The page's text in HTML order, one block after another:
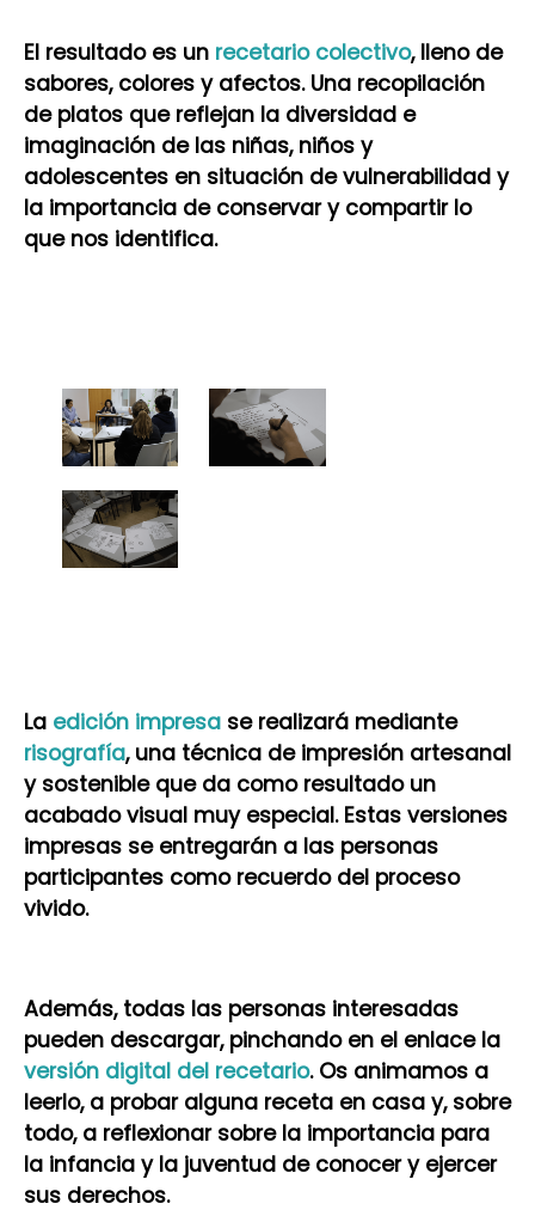
El resultado es un recetario colectivo, lleno de
sabores, colores y afectos. Una recopilación
de platos que reflejan la diversidad e
imaginación de las niñas, niños y
adolescentes en situación de vulnerabilidad y
la importancia de conservar y compartir lo
que nos identifica.
La edición impresa se realizará mediante
risografía, una técnica de impresión artesanal
y sostenible que da como resultado un
acabado visual muy especial. Estas versiones
impresas se entregarán a las personas
participantes como recuerdo del proceso
vivido.
Además, todas las personas interesadas
pueden descargar, pinchando en el enlace la
versión digital del recetario. Os animamos a
leerlo, a probar alguna receta en casa y, sobre
todo, a reflexionar sobre la importancia para
la infancia y la juventud de conocer y ejercer
sus derechos.